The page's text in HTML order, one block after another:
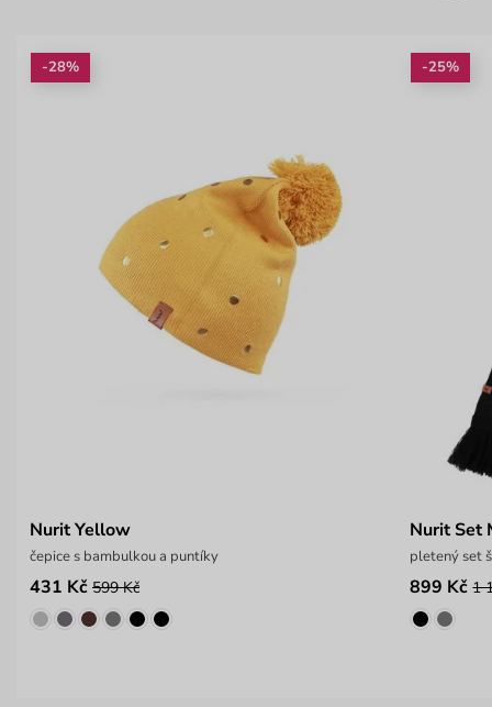
-28%
Nurit Yellow
čepice s bambulkou a puntíky
431 Kč 599 Kč
-25%
Nurit Set
pletený set
899 Kč 1